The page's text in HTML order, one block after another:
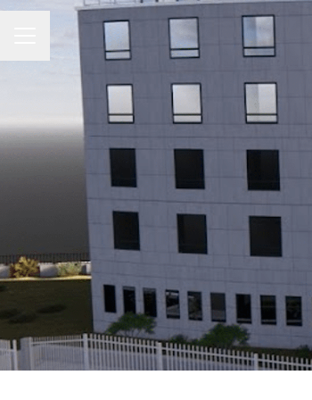
Menu carrière